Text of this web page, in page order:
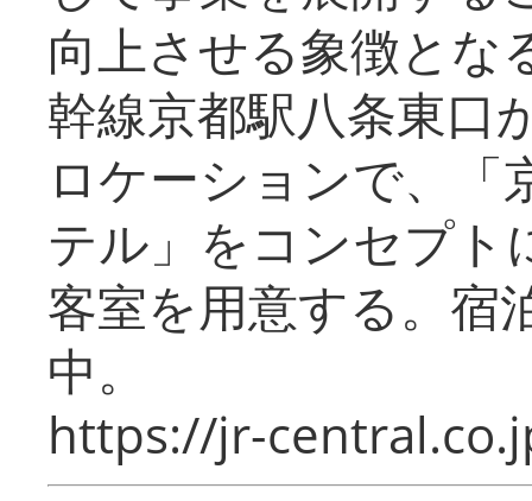
向上させる象徴とな
幹線京都駅八条東口
ロケーションで、「
テル」をコンセプト
客室を用意する。宿
中。
https://jr-